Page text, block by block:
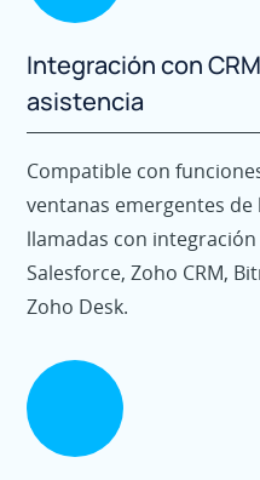
Integración con
asistencia
Compatible con
ventanas emergentes
llamadas con
Salesforce, Zoho CRM,
Zoho Desk.